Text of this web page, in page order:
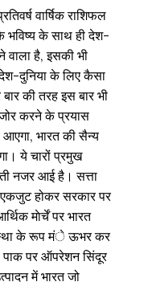
वार्षिक राशिफल
भविष्य के साथ ही देश-
वाला है, इसकी भी
देश-दुनिया के लिए कैसा
की तरह इस बार भी
करने के प्रयास
भारत की सैन्य
ये चारों प्रमुख
नजर आई है। सत्ता
होकर सरकार पर
माेर्चें पर भारत
के रूप मंे ऊभर कर
पाक पर ऑपरेशन सिंदूर
में भारत जो